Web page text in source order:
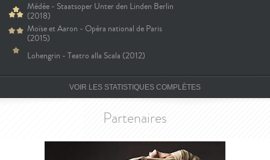
Médée - Staatsoper Unter den Linden Berlin
(2018)
Moïse et Aaron - Opéra national de Paris
(2015)
Lohengrin - Teatro alla Scala (2012)
VOIR LES STATISTIQUES COMPLÈTES
Partenaires